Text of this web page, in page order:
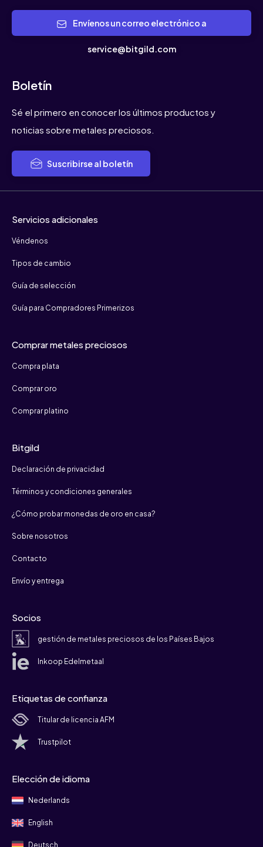
service@bitgild.com
Boletín
Sé el primero en conocer los últimos productos y
noticias sobre metales preciosos.
Suscribirse al boletín
Servicios adicionales
Véndenos
Tipos de cambio
Guía de selección
Guía para Compradores Primerizos
Comprar metales preciosos
Compra plata
Comprar oro
Comprar platino
Bitgild
Declaración de privacidad
Términos y condiciones generales
¿Cómo probar monedas de oro en casa?
Sobre nosotros
Contacto
Envío y entrega
Socios
gestión de metales preciosos de los Países Bajos
Inkoop Edelmetaal
Etiquetas de confianza
Titular de licencia AFM
Trustpilot
Elección de idioma
Nederlands
English
Deutsch